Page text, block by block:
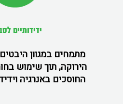
ידידותיים
מתמחים במגוון
הירוקה, תוך שימוש
החוסכים באנרגיה